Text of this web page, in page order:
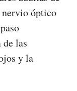
nervio óptico
las
y la